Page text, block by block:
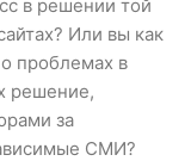
в решении той
Или вы как
проблемах в
решение,
за
СМИ?